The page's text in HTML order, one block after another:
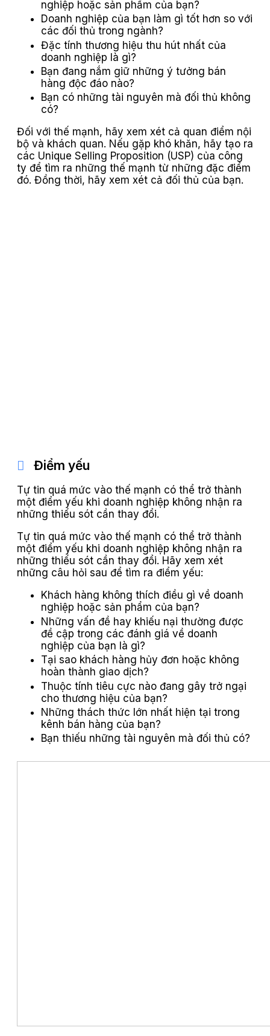
nghiệp hoặc sản phẩm của bạn?
Doanh nghiệp của bạn làm gì tốt hơn so với
các đối thủ trong ngành?
Đặc tính thương hiệu thu hút nhất của
doanh nghiệp là gì?
Bạn đang nắm giữ những ý tưởng bán
hàng độc đáo nào?
Bạn có những tài nguyên mà đối thủ không
có?
Đối với thế mạnh, hãy xem xét cả quan điểm nội
bộ và khách quan. Nếu gặp khó khăn, hãy tạo ra
các Unique Selling Proposition (USP) của công
ty để tìm ra những thế mạnh từ những đặc điểm
đó. Đồng thời, hãy xem xét cả đối thủ của bạn.
Điểm yếu
Tự tin quá mức vào thế mạnh có thể trở thành
một điểm yếu khi doanh nghiệp không nhận ra
những thiếu sót cần thay đổi.
Tự tin quá mức vào thế mạnh có thể trở thành
một điểm yếu khi doanh nghiệp không nhận ra
những thiếu sót cần thay đổi. Hãy xem xét
những câu hỏi sau để tìm ra điểm yếu:
Khách hàng không thích điều gì về doanh
nghiệp hoặc sản phẩm của bạn?
Những vấn đề hay khiếu nại thường được
đề cập trong các đánh giá về doanh
nghiệp của bạn là gì?
Tại sao khách hàng hủy đơn hoặc không
hoàn thành giao dịch?
Thuộc tính tiêu cực nào đang gây trở ngại
cho thương hiệu của bạn?
Những thách thức lớn nhất hiện tại trong
kênh bán hàng của bạn?
Bạn thiếu những tài nguyên mà đối thủ có?